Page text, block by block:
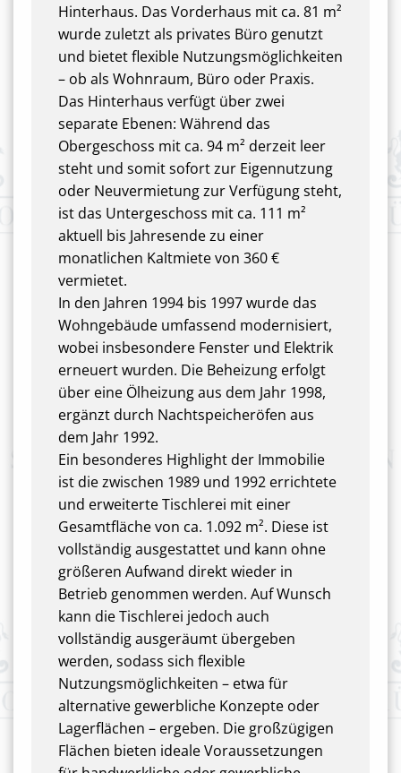
Hinterhaus. Das Vorderhaus mit ca. 81 m²
wurde zuletzt als privates Büro genutzt
und bietet flexible Nutzungsmöglichkeiten
– ob als Wohnraum, Büro oder Praxis.
Das Hinterhaus verfügt über zwei
separate Ebenen: Während das
Obergeschoss mit ca. 94 m² derzeit leer
steht und somit sofort zur Eigennutzung
oder Neuvermietung zur Verfügung steht,
ist das Untergeschoss mit ca. 111 m²
aktuell bis Jahresende zu einer
monatlichen Kaltmiete von 360 €
vermietet.
In den Jahren 1994 bis 1997 wurde das
Wohngebäude umfassend modernisiert,
wobei insbesondere Fenster und Elektrik
erneuert wurden. Die Beheizung erfolgt
über eine Ölheizung aus dem Jahr 1998,
ergänzt durch Nachtspeicheröfen aus
dem Jahr 1992.
Ein besonderes Highlight der Immobilie
ist die zwischen 1989 und 1992 errichtete
und erweiterte Tischlerei mit einer
Gesamtfläche von ca. 1.092 m². Diese ist
vollständig ausgestattet und kann ohne
größeren Aufwand direkt wieder in
Betrieb genommen werden. Auf Wunsch
kann die Tischlerei jedoch auch
vollständig ausgeräumt übergeben
werden, sodass sich flexible
Nutzungsmöglichkeiten – etwa für
alternative gewerbliche Konzepte oder
Lagerflächen – ergeben. Die großzügigen
Flächen bieten ideale Voraussetzungen